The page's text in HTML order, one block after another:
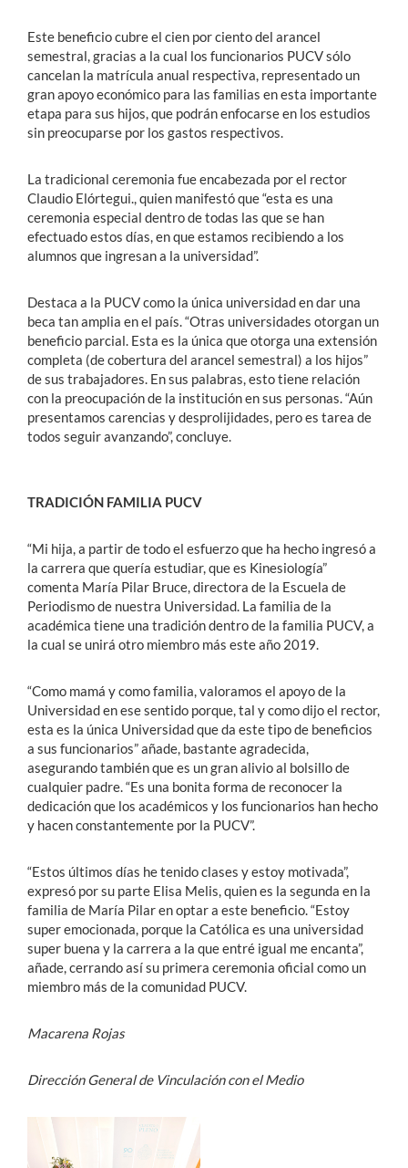
Este beneficio cubre el cien por ciento del arancel
semestral, gracias a la cual los funcionarios PUCV sólo
cancelan la matrícula anual respectiva, representado un
gran apoyo económico para las familias en esta importante
etapa para sus hijos, que podrán enfocarse en los estudios
sin preocuparse por los gastos respectivos.
La tradicional ceremonia fue encabezada por el rector
Claudio Elórtegui., quien manifestó que “esta es una
ceremonia especial dentro de todas las que se han
efectuado estos días, en que estamos recibiendo a los
alumnos que ingresan a la universidad”.
Destaca a la PUCV como la única universidad en dar una
beca tan amplia en el país. “Otras universidades otorgan un
beneficio parcial. Esta es la única que otorga una extensión
completa (de cobertura del arancel semestral) a los hijos”
de sus trabajadores. En sus palabras, esto tiene relación
con la preocupación de la institución en sus personas. “Aún
presentamos carencias y desprolijidades, pero es tarea de
todos seguir avanzando”, concluye.
TRADICIÓN FAMILIA PUCV
“Mi hija, a partir de todo el esfuerzo que ha hecho ingresó a
la carrera que quería estudiar, que es Kinesiología”
comenta María Pilar Bruce, directora de la Escuela de
Periodismo de nuestra Universidad. La familia de la
académica tiene una tradición dentro de la familia PUCV, a
la cual se unirá otro miembro más este año 2019.
“Como mamá y como familia, valoramos el apoyo de la
Universidad en ese sentido porque, tal y como dijo el rector,
esta es la única Universidad que da este tipo de beneficios
a sus funcionarios” añade, bastante agradecida,
asegurando también que es un gran alivio al bolsillo de
cualquier padre. “Es una bonita forma de reconocer la
dedicación que los académicos y los funcionarios han hecho
y hacen constantemente por la PUCV”.
“Estos últimos días he tenido clases y estoy motivada”,
expresó por su parte Elisa Melis, quien es la segunda en la
familia de María Pilar en optar a este beneficio. “Estoy
super emocionada, porque la Católica es una universidad
super buena y la carrera a la que entré igual me encanta”,
añade, cerrando así su primera ceremonia oficial como un
miembro más de la comunidad PUCV.
Macarena Rojas
Dirección General de Vinculación con el Medio